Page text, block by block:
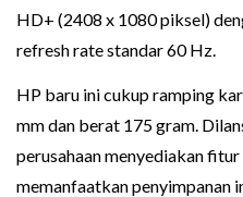
HD+ (2408 x 1080 piksel)
refresh rate standar 60 Hz.
HP baru ini cukup ramping
mm dan berat 175 gram.
perusahaan menyediakan
memanfaatkan penyimpanan